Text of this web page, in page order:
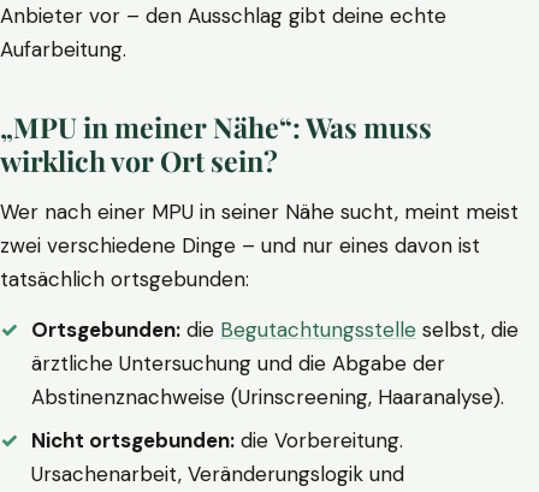
Anbieter vor – den Ausschlag gibt deine echte
Aufarbeitung.
„MPU in meiner Nähe“: Was muss
wirklich vor Ort sein?
Wer nach einer MPU in seiner Nähe sucht, meint meist
zwei verschiedene Dinge – und nur eines davon ist
tatsächlich ortsgebunden:
Ortsgebunden: die Begutachtungsstelle selbst, die
ärztliche Untersuchung und die Abgabe der
Abstinenznachweise (Urinscreening, Haaranalyse).
Nicht ortsgebunden: die Vorbereitung.
Ursachenarbeit, Veränderungslogik und